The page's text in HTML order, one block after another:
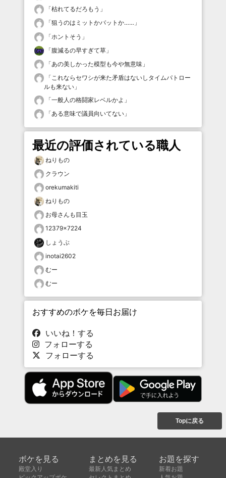
「枯れてるだろもう 」
「狙うのはミットかバットか…… 」
「ホントそう 」
「腹減るの早すぎて草 」
「あの美しかった模型も今や無意味 」
「これならセワシが来た矛盾はないしタイムパトロー
ルも来ない 」
「一般人の格闘家レベルかよ 」
「ある意味で議員向いてない 」
最近の評価されている職人
ねりもの
クラウン
orekumakiti
ねりもの
お母さんも目玉
12379×7224
しょうぶ
inotai2602
むー
むー
おすすめのボケを毎日お届け
いいね！する
フォローする
フォローする
Topに戻る
ボケを見る
殿堂入り
まとめを見る
最新人気まとめ
お題を探す
新着お題